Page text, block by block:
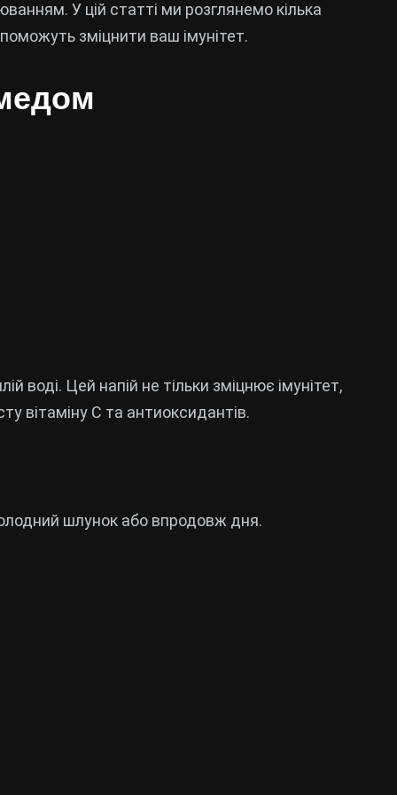
У цій статті ми розглянемо кілька
зміцнити ваш імунітет.
воді. Цей напій не тільки зміцнює імунітет,
вітаміну C та антиоксидантів.
шлунок або впродовж дня.